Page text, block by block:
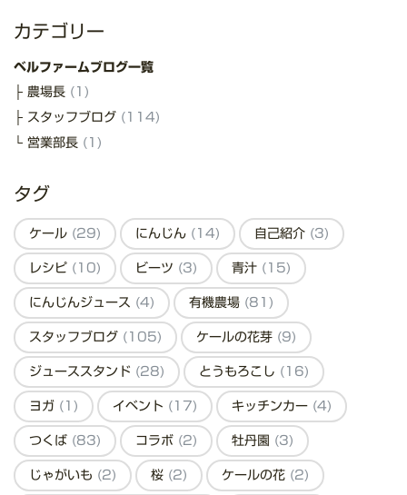
カテゴリー
ベルファームブログ一覧
農場長 (1)
スタッフブログ (114)
営業部長 (1)
タグ
ケール (29) にんじん (14) 自己紹介 (3)
レシピ (10) ビーツ (3) 青汁 (15)
にんじんジュース (4) 有機農場 (81)
スタッフブログ (105) ケールの花芽 (9)
ジューススタンド (28) とうもろこし (16)
ヨガ (1) イベント (17) キッチンカー (4)
つくば (83) コラボ (2) 牡丹園 (3)
じゃがいも (2) 桜 (2) ケールの花 (2)